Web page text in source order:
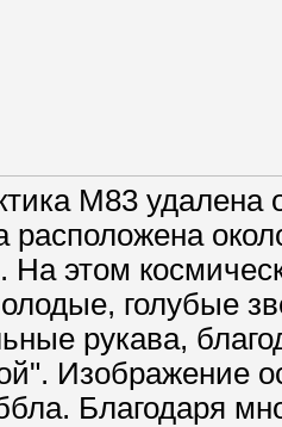
M83
расположена
На этом
голубые
рукава,
Изображение
Благодаря